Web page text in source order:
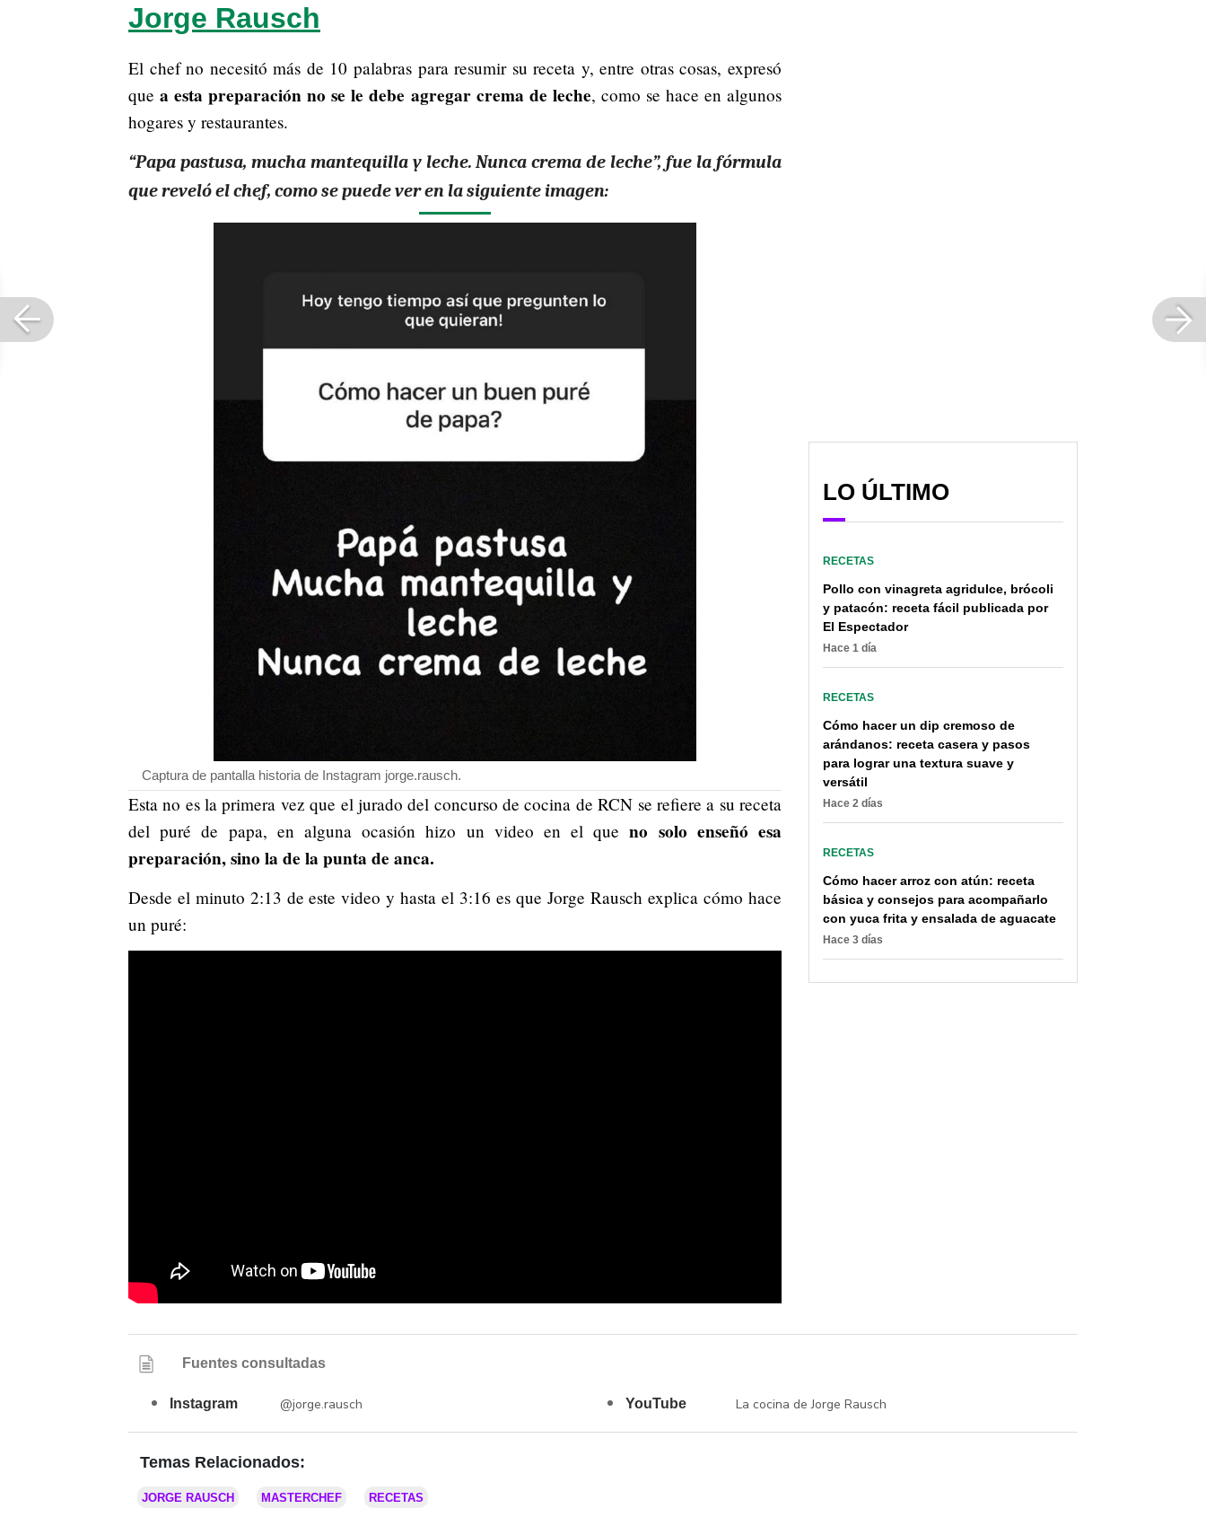
Jorge Rausch
El chef no necesitó más de 10 palabras para resumir su receta y, entre otras cosas, expresó
quea esta preparación no se le debe agregar crema de leche, como se hace en algunos
hogares y restaurantes.
“Papa pastusa, mucha mantequilla y leche. Nunca crema de leche”, fue la fórmula
que reveló el chef, como se puede ver en la siguiente imagen:
Captura de pantalla historia de Instagram jorge.rausch.
Esta no es la primera vez que el jurado del concurso de cocina de RCN se refiere a su receta
del puré de papa, en alguna ocasión hizo un video en el queno solo enseñó esa
preparación, sino la de la punta de anca.
Desde el minuto 2:13 de este video y hasta el 3:16 es que Jorge Rausch explica cómo hace
un puré:
LO ÚLTIMO
RECETAS
Pollo con vinagreta agridulce, brócoli
y patacón: receta fácil publicada por
El Espectador
Hace 1 día
RECETAS
Cómo hacer un dip cremoso de
arándanos: receta casera y pasos
para lograr una textura suave y
versátil
Hace 2 días
RECETAS
Cómo hacer arroz con atún: receta
básica y consejos para acompañarlo
con yuca frita y ensalada de aguacate
Hace 3 días
Fuentes consultadas
Instagram @jorge.rausch YouTube La cocina de Jorge Rausch
Temas Relacionados:
JORGE RAUSCH MASTERCHEF RECETAS